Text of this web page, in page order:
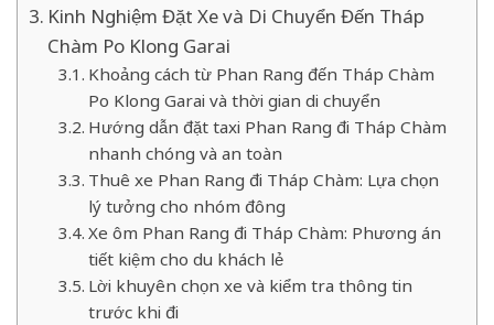
Kinh Nghiệm Đặt Xe và Di Chuyển Đến Tháp
Chàm Po Klong Garai
Khoảng cách từ Phan Rang đến Tháp Chàm
Po Klong Garai và thời gian di chuyển
Hướng dẫn đặt taxi Phan Rang đi Tháp Chàm
nhanh chóng và an toàn
Thuê xe Phan Rang đi Tháp Chàm: Lựa chọn
lý tưởng cho nhóm đông
Xe ôm Phan Rang đi Tháp Chàm: Phương án
tiết kiệm cho du khách lẻ
Lời khuyên chọn xe và kiểm tra thông tin
trước khi đi